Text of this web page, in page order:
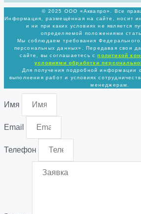
© 2025 ООО «Аквапро». Все
Информация, размещённая на сайте, носит
и ни при каких условиях не является
определяемой положениями
Мы соблюдаем требования
персональных данных». Передавая свои
сайте, вы соглашаетесь сполитикой
условиями обработки
Для получения подробной информации
выполнения работ и условиях
менеджерам.
Имя
Email
Телефон